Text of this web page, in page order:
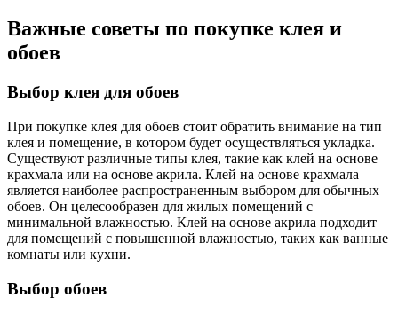
Важные советы по покупке клея и
обоев
Выбор клея для обоев
При покупке клея для обоев стоит обратить внимание на тип
клея и помещение, в котором будет осуществляться укладка.
Существуют различные типы клея, такие как клей на основе
крахмала или на основе акрила. Клей на основе крахмала
является наиболее распространенным выбором для обычных
обоев. Он целесообразен для жилых помещений с
минимальной влажностью. Клей на основе акрила подходит
для помещений с повышенной влажностью, таких как ванные
комнаты или кухни.
Выбор обоев